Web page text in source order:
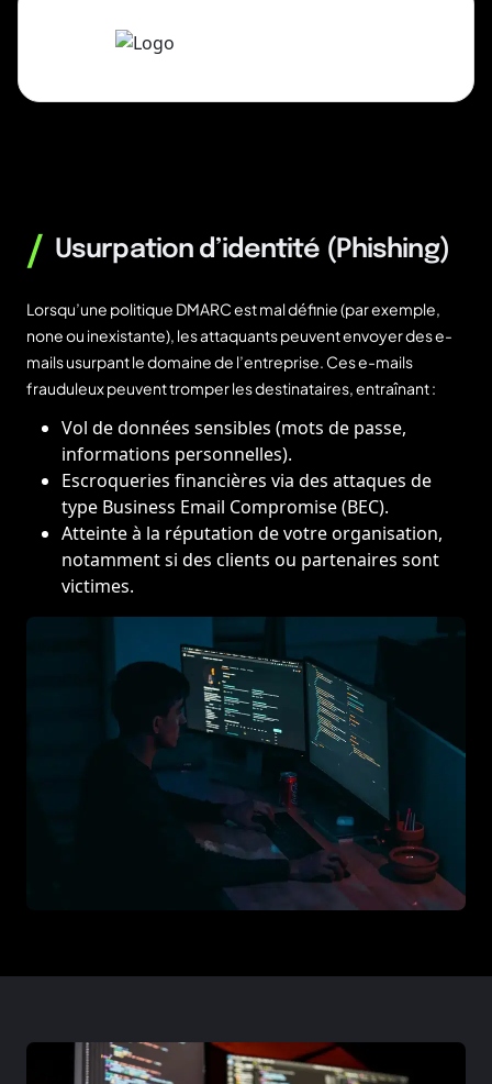
/ Usurpation d’identité (Phishing)
Lorsqu’une politique DMARC est mal définie (par exemple,
none ou inexistante), les attaquants peuvent envoyer des e-
mails usurpant le domaine de l’entreprise. Ces e-mails
frauduleux peuvent tromper les destinataires, entraînant :
Vol de données sensibles (mots de passe,
informations personnelles).
Escroqueries financières via des attaques de
type Business Email Compromise (BEC).
Atteinte à la réputation de votre organisation,
notamment si des clients ou partenaires sont
victimes.